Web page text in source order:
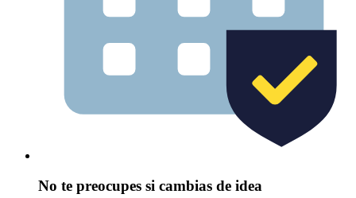
No te preocupes si cambias de idea